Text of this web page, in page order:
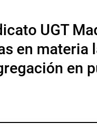
UGT
en
en